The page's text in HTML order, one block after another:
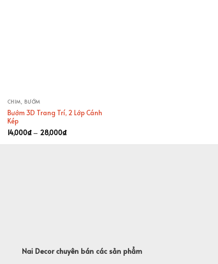
CHIM, BƯỚM
Bướm 3D Trang Trí, 2 Lớp Cánh
Kép
14,000₫ – 28,000₫Khoảng
giá:
từ
Nai Decor chuyên bán các sản phẩm